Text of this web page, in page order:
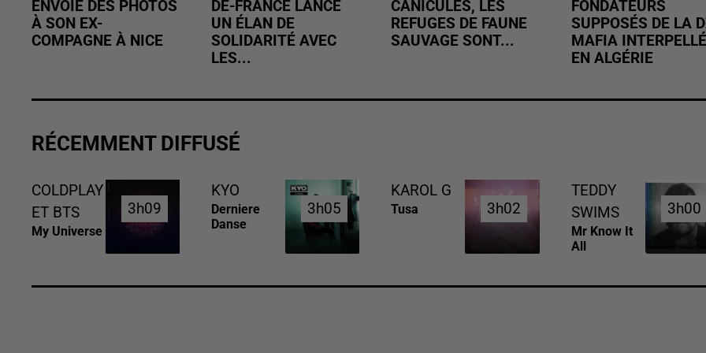
ENVOIE DES PHOTOS
À SON EX-
COMPAGNE À NICE
DE-FRANCE LANCE
UN ÉLAN DE
SOLIDARITÉ AVEC
LES...
CANICULES, LES
REFUGES DE FAUNE
SAUVAGE SONT...
FONDATEURS
SUPPOSÉS DE LA
MAFIA INTERPELLÉ
EN ALGÉRIE
RÉCEMMENT DIFFUSÉ
COLDPLAY
ET BTS
My Universe
3h09
3h09
KYO
Derniere
Danse
3h05
3h05
KAROL G
Tusa 3h02
3h02
TEDDY
SWIMS
Mr Know It
All
3h00
3h00